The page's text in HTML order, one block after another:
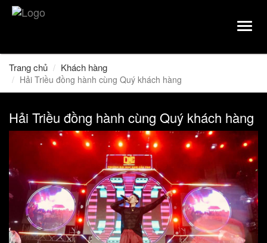
Trang chủ Khách hàng
Hải Triều đồng hành cùng Quý khách hàng
Hải Triều đồng hành cùng Quý khách hàng